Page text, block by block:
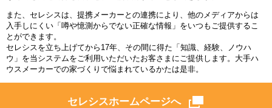
また、セレシスは、提携メーカーとの連携により、他のメディアからは
入手しにくい「噂や憶測からでない正確な情報」をいつもご提供するこ
とができます。
セレシスを立ち上げてから17年、その間に得た「知識、経験、ノウハ
ウ」を当システムをご利用いただいたお客さまにご提供します。大手ハ
ウスメーカーでの家づくりで悩まれているかたは是非。
セレシスホームページへ